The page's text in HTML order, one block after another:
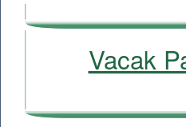
Vacak